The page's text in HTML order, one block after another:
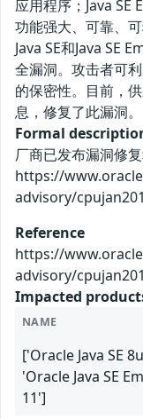
应用程序；Java
功能强大、可靠、
Java SE和Java SE
全漏洞。攻击者可
的保密性。目前，
息，修复了此漏洞。
Formal
厂商已发布漏洞修
https://
advisory/
Reference
https://
advisory/
Impacted
NAME
['Oracle Java SE
'Oracle Java SE
11']